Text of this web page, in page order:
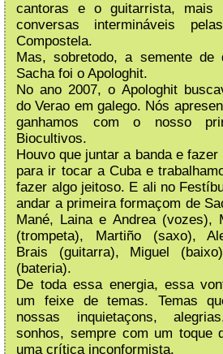
cantoras e o guitarrista, mais
conversas intermináveis
Compostela.
Mas, sobretodo, a semente de
Sacha foi o Apologhit.
No ano 2007, o Apologhit
do Verao em galego. Nós
ganhamos com o nosso
Biocultivos.
Houvo que juntar a banda e fazer
para ir tocar a Cuba e
fazer algo jeitoso. E ali no
andar a primeira formaçom de
Mané, Laina e Andrea (vozes),
(trompeta), Martiño (saxo),
Brais (guitarra), Miguel
(bateria).
De toda essa energia, essa
um feixe de temas. Temas
nossas inquietaçons,
sonhos, sempre com um toque
uma crítica inconformista.